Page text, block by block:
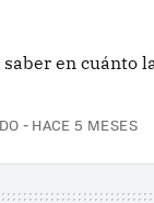
en cuánto
HACE 5 MESES